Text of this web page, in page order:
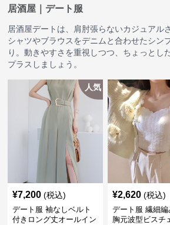
居酒屋｜デート服
居酒屋デートは、肩肘張らないカジュアル
シャツやブラウスをデニムと合わせたシン
り。動きやすさを重視しつつ、ちょっとし
プラスしましょう。
人気
¥7,200 (税込)
デート服 袖なしベルト
付きロング丈オールイン
¥2,620 (税込)
デート服 繊細編
胸元波型ビスチ